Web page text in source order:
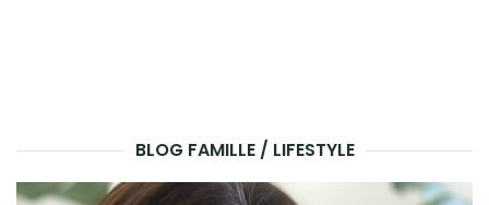
BLOG FAMILLE / LIFESTYLE